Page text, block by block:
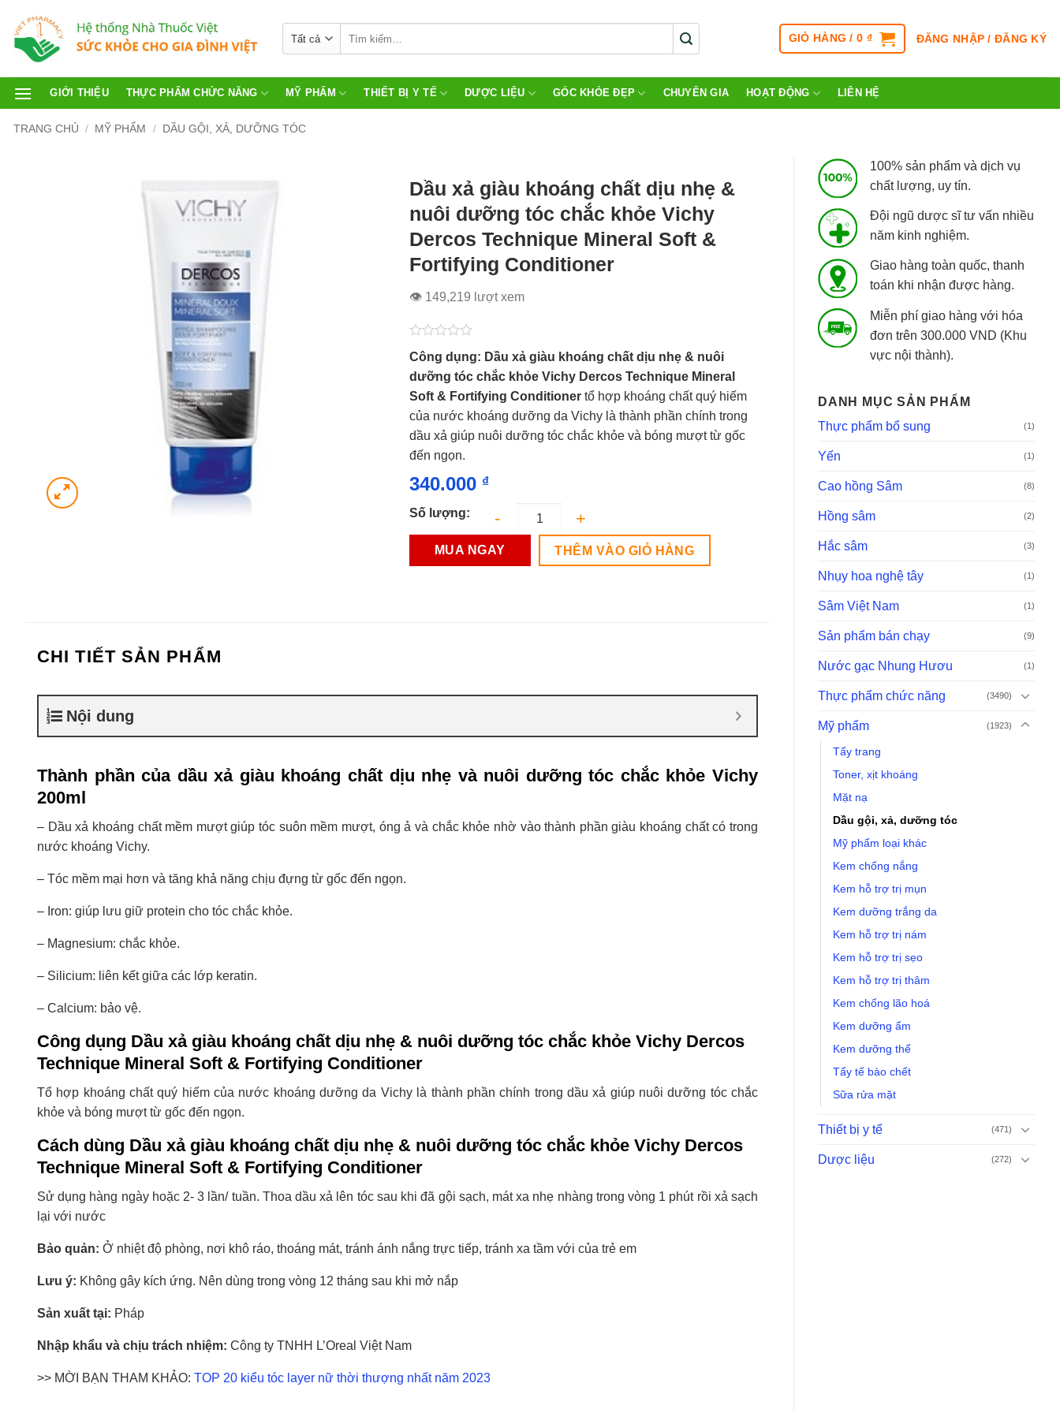
GIỎ HÀNG /0 ₫ ĐĂNG NHẬP / ĐĂNG KÝ
GIỚI THIỆU THỰC PHẨM CHỨC NĂNG MỸ PHẨM THIẾT BỊ Y TẾ DƯỢC LIỆU GÓC KHỎE ĐẸP CHUYÊN GIA HOẠT ĐỘNG LIÊN HỆ
TRANG CHỦ / MỸ PHẨM / DẦU GỘI, XẢ, DƯỠNG TÓC
100% sản phẩm và dịch vụ
chất lượng, uy tín.
Đội ngũ dược sĩ tư vấn nhiều
năm kinh nghiệm.
Giao hàng toàn quốc, thanh
toán khi nhận được hàng.
Miễn phí giao hàng với hóa
đơn trên 300.000 VND (Khu
vực nội thành).
DANH MỤC SẢN PHẨM
Thực phẩm bổ sung
(1)
Yến (1)
Cao hồng Sâm (8)
Hồng sâm (2)
Hắc sâm (3)
Nhụy hoa nghệ tây (1)
Sâm Việt Nam (1)
Sản phẩm bán chạy (9)
Nước gạc Nhung Hươu (1)
Thực phẩm chức năng (3490)
Mỹ phẩm (1923)
Tẩy trang
Toner, xịt khoáng
Mặt nạ
Dầu gội, xả, dưỡng tóc
Mỹ phẩm loại khác
Kem chống nắng
Kem hỗ trợ trị mụn
Kem dưỡng trắng da
Kem hỗ trợ trị nám
Kem hỗ trợ trị sẹo
Kem hỗ trợ trị thâm
Kem chống lão hoá
Kem dưỡng ẩm
Kem dưỡng thể
Tẩy tế bào chết
Sữa rửa mặt
Thiết bị y tế (471)
Dược liệu (272)
Dầu xả giàu khoáng chất dịu nhẹ &
nuôi dưỡng tóc chắc khỏe Vichy
Dercos Technique Mineral Soft &
Fortifying Conditioner
👁 149,219 lượt xem
Được
xếp
hạng
5
sao
Công dụng: Dầu xả giàu khoáng chất dịu nhẹ & nuôi
dưỡng tóc chắc khỏe Vichy Dercos Technique Mineral
Soft & Fortifying Conditioner tổ hợp khoáng chất quý hiếm
của nước khoáng dưỡng da Vichy là thành phần chính trong
dầu xả giúp nuôi dưỡng tóc chắc khỏe và bóng mượt từ gốc
đến ngọn.
340.000 ₫
Số lượng:
MUA NGAY THÊM VÀO GIỎ HÀNG
CHI TIẾT SẢN PHẨM
Nội dung
Thành phần của dầu xả giàu khoáng chất dịu nhẹ và nuôi dưỡng tóc chắc khỏe Vichy
200ml
– Dầu xả khoáng chất mềm mượt giúp tóc suôn mềm mượt, óng ả và chắc khỏe nhờ vào thành phần giàu khoáng chất có trong
nước khoáng Vichy.
– Tóc mềm mại hơn và tăng khả năng chịu đựng từ gốc đến ngọn.
– Iron: giúp lưu giữ protein cho tóc chắc khỏe.
– Magnesium: chắc khỏe.
– Silicium: liên kết giữa các lớp keratin.
– Calcium: bảo vệ.
Công dụng Dầu xả giàu khoáng chất dịu nhẹ & nuôi dưỡng tóc chắc khỏe Vichy Dercos
Technique Mineral Soft & Fortifying Conditioner
Tổ hợp khoáng chất quý hiếm của nước khoáng dưỡng da Vichy là thành phần chính trong dầu xả giúp nuôi dưỡng tóc chắc
khỏe và bóng mượt từ gốc đến ngọn.
Cách dùng Dầu xả giàu khoáng chất dịu nhẹ & nuôi dưỡng tóc chắc khỏe Vichy Dercos
Technique Mineral Soft & Fortifying Conditioner
Sử dụng hàng ngày hoặc 2- 3 lần/ tuần. Thoa dầu xả lên tóc sau khi đã gội sạch, mát xa nhẹ nhàng trong vòng 1 phút rồi xả sạch
lại với nước
Bảo quản: Ở nhiệt độ phòng, nơi khô ráo, thoáng mát, tránh ánh nắng trực tiếp, tránh xa tầm với của trẻ em
Lưu ý: Không gây kích ứng. Nên dùng trong vòng 12 tháng sau khi mở nắp
Sản xuất tại: Pháp
Nhập khẩu và chịu trách nhiệm: Công ty TNHH L’Oreal Việt Nam
>> MỜI BẠN THAM KHẢO: TOP 20 kiểu tóc layer nữ thời thượng nhất năm 2023